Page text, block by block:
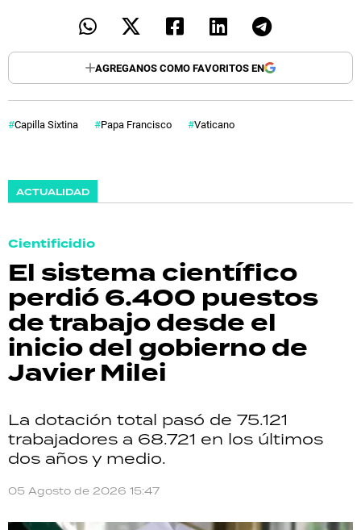
AGREGANOS COMO FAVORITOS EN
Capilla Sixtina Papa Francisco Vaticano
ACTUALIDAD
Cientificidio
El sistema científico
perdió 6.400 puestos
de trabajo desde el
inicio del gobierno de
Javier Milei
La dotación total pasó de 75.121
trabajadores a 68.721 en los últimos
dos años y medio.
05 Agosto de 2026 15:47